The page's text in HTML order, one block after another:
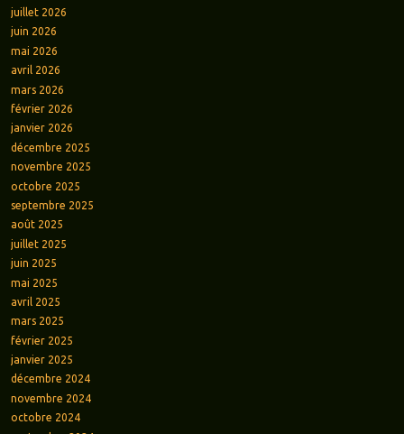
juillet 2026
juin 2026
mai 2026
avril 2026
mars 2026
février 2026
janvier 2026
décembre 2025
novembre 2025
octobre 2025
septembre 2025
août 2025
juillet 2025
juin 2025
mai 2025
avril 2025
mars 2025
février 2025
janvier 2025
décembre 2024
novembre 2024
octobre 2024